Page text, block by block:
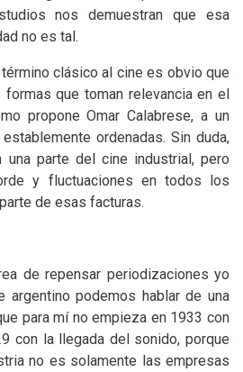
nos demuestran que esa
no es tal.
clásico al cine es obvio que
que toman relevancia en el
propone Omar Calabrese, a un
ordenadas. Sin duda,
parte del cine industrial, pero
y fluctuaciones en todos los
de esas facturas.
de repensar periodizaciones yo
argentino podemos hablar de una
para mí no empieza en 1933 con
con la llegada del sonido, porque
no es solamente las empresas